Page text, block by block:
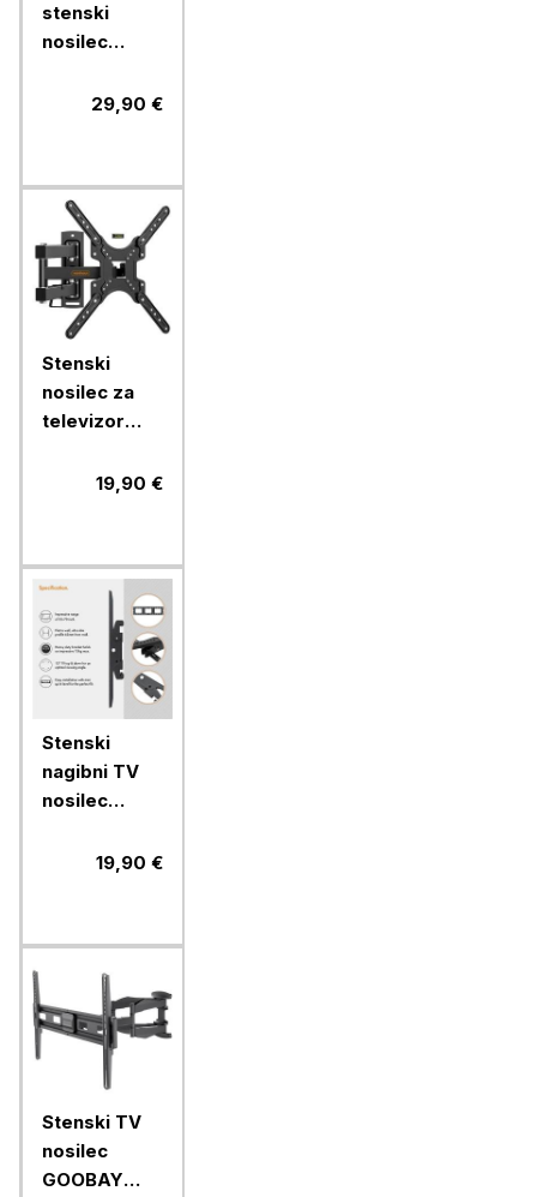
stenski
nosilec
56'', do 45
29,90 €
Stenski
nosilec za
televizor
popolnim19,90 €
Stenski
nagibni TV
nosilec
70 do 75kg
19,90 €
Stenski TV
nosilec
GOOBAY